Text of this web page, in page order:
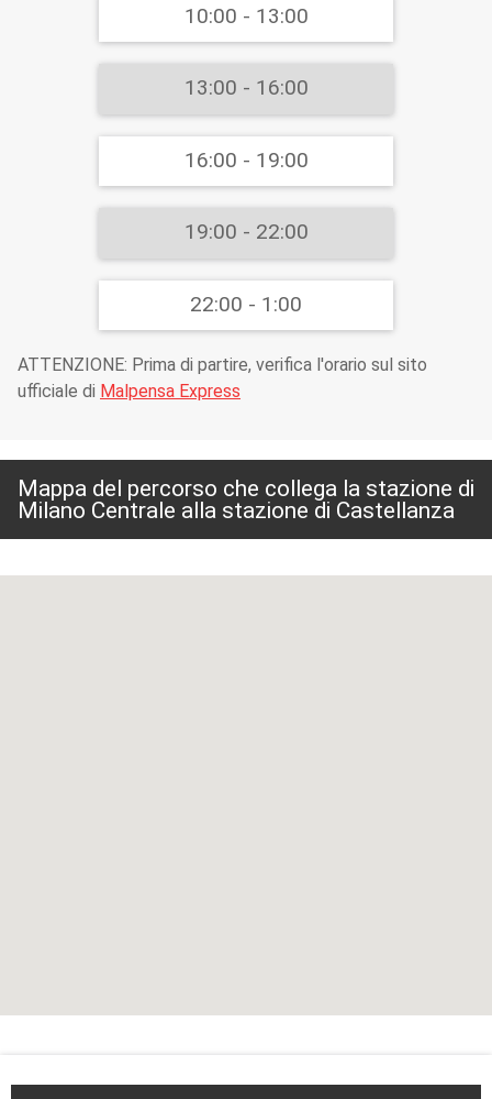
10:00 - 13:00
13:00 - 16:00
16:00 - 19:00
19:00 - 22:00
22:00 - 1:00
ATTENZIONE: Prima di partire, verifica l'orario sul sito
ufficiale di Malpensa Express
Mappa del percorso che collega la stazione di
Milano Centrale alla stazione di Castellanza